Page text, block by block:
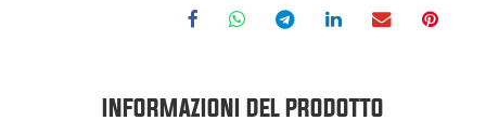
INFORMAZIONI DEL PRODOTTO